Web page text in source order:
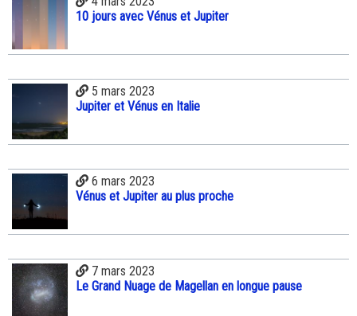
10 jours avec Vénus et Jupiter
5 mars 2023
Jupiter et Vénus en Italie
6 mars 2023
Vénus et Jupiter au plus proche
7 mars 2023
Le Grand Nuage de Magellan en longue pause